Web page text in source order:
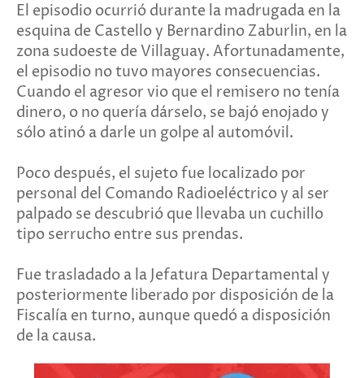
El episodio ocurrió durante la madrugada en la
esquina de Castello y Bernardino Zaburlin, en la
zona sudoeste de Villaguay. Afortunadamente,
el episodio no tuvo mayores consecuencias.
Cuando el agresor vio que el remisero no tenía
dinero, o no quería dárselo, se bajó enojado y
sólo atinó a darle un golpe al automóvil.
Poco después, el sujeto fue localizado por
personal del Comando Radioeléctrico y al ser
palpado se descubrió que llevaba un cuchillo
tipo serrucho entre sus prendas.
Fue trasladado a la Jefatura Departamental y
posteriormente liberado por disposición de la
Fiscalía en turno, aunque quedó a disposición
de la causa.